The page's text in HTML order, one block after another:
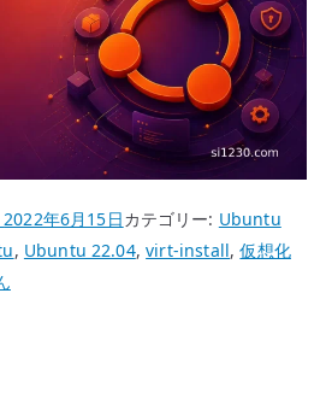
2022年6月15日カテゴリー: Ubuntu
, Ubuntu 22.04,virt-install,仮想化